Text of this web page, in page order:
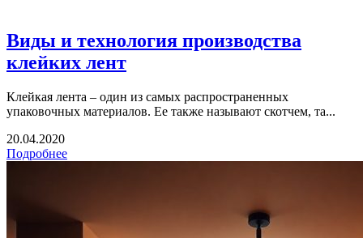
Виды и технология производства
клейких лент
Клейкая лента – один из самых распространенных
упаковочных материалов. Ее также называют скотчем, та...
20.04.2020
Подробнее